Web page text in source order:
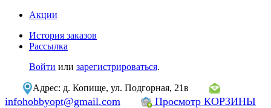
Акции
История заказов
Рассылка
Войти или зарегистрироваться.
Адрес: д. Копище, ул. Подгорная, 21в
infohobbyopt@gmail.com Просмотр КОРЗИНЫ